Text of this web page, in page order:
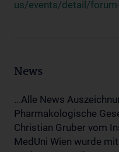
us/events/detail/
News
...Alle News
Pharmakologische
Christian Gruber vom
MedUni Wien wurde